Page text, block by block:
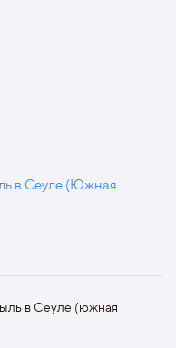
в Сеуле (Южная
в Сеуле (южная